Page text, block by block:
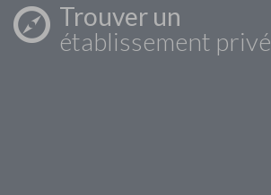
Trouver un
établissement privé